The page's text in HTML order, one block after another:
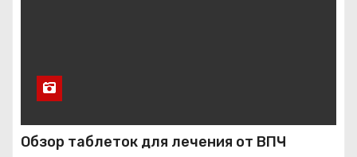
Обзор таблеток для лечения от ВПЧ